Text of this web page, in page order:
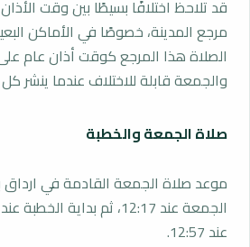
قد تلاحظ اختلافًا بسيطًا بين وقت
مرجع المدينة، خصوصًا في الأماكن
الصلاة هذا المرجع كوقت أذان عام
والجمعة قابلة للاختلاف عندما
صلاة الجمعة والخطبة
عند 12:57.